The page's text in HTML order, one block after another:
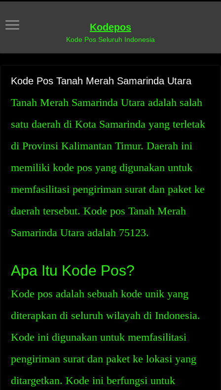
Kodepos
Kode Pos Seluruh Indonesia
Kode Pos Tanah Merah Samarinda Utara
Tanah Merah Samarinda Utara adalah salah
satu daerah di Kota Samarinda yang terletak
di Provinsi Kalimantan Timur. Daerah ini
memiliki kode pos yang digunakan untuk
memfasilitasi pengiriman surat dan paket ke
daerah tersebut. Kode pos Tanah Merah
Samarinda Utara adalah 75123.
Apa Itu Kode Pos?
Kode pos adalah sebuah kode unik yang
diterapkan di seluruh wilayah di Indonesia.
Kode ini digunakan untuk memfasilitasi
pengiriman surat dan paket ke lokasi yang
ditargetkan. Kode ini berfungsi untuk